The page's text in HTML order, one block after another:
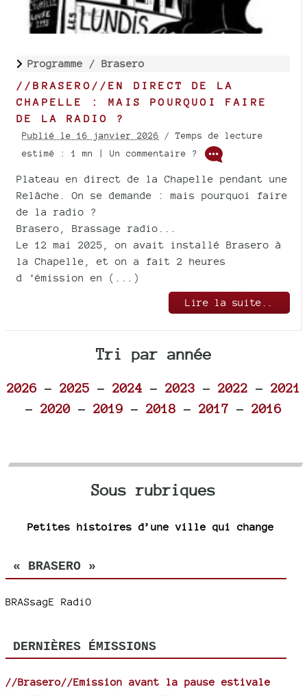
Programme / Brasero
//BRASERO//EN DIRECT DE LA
CHAPELLE : MAIS POURQUOI FAIRE
DE LA RADIO ?
Publié le 16 janvier 2026 / Temps de lecture
estimé : 1 mn | Un commentaire ?
Plateau en direct de la Chapelle pendant une
Relâche. On se demande : mais pourquoi faire
de la radio ?
Brasero, Brassage radio...
Le 12 mai 2025, on avait installé Brasero à
la Chapelle, et on a fait 2 heures
d ‘émission en (...)
Lire la suite..
Tri par année
2026- 2025 - 2024 - 2023 - 2022 - 2021
- 2020 - 2019 - 2018 - 2017 - 2016
Sous rubriques
Petites histoires d’une ville qui change
« BRASERO »
BRASsagE RadiO
DERNIÈRES ÉMISSIONS
//Brasero//Emission avant la pause estivale